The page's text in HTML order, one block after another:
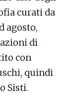
curati da
agosto,
di
con
quindi
Sisti.